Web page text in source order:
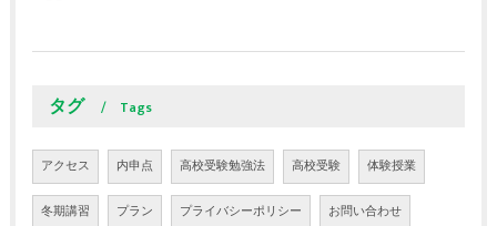
タグ Tags
アクセス 内申点 高校受験勉強法 高校受験 体験授業
冬期講習 プラン プライバシーポリシー お問い合わせ